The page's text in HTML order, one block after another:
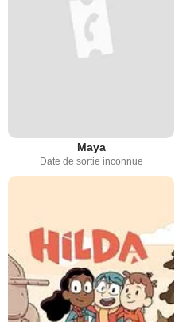
Maya
Date de sortie inconnue